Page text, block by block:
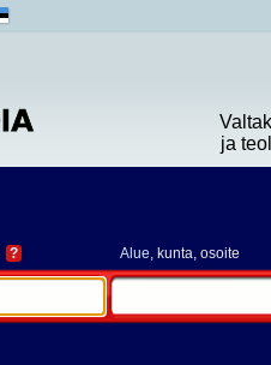
ja
? Alue, kunta, osoite